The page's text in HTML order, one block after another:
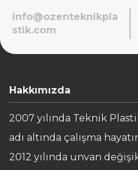
info@ozenteknikpla
stik.com
Hakkımızda
2007 yılında Teknik
adı altında çalışma
2012 yılında unvan